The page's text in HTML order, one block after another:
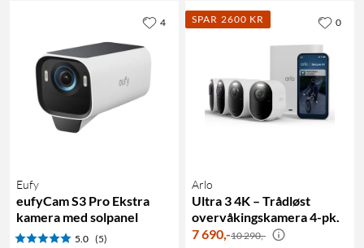
Eufy
eufyCam S3 Pro Ekstra
kamera med solpanel
5.0 (5)
4 SPAR 2600 KR
Arlo
Ultra 3 4K – Trådløst
overvåkingskamera 4-pk.
7 690,-10 290,-
0